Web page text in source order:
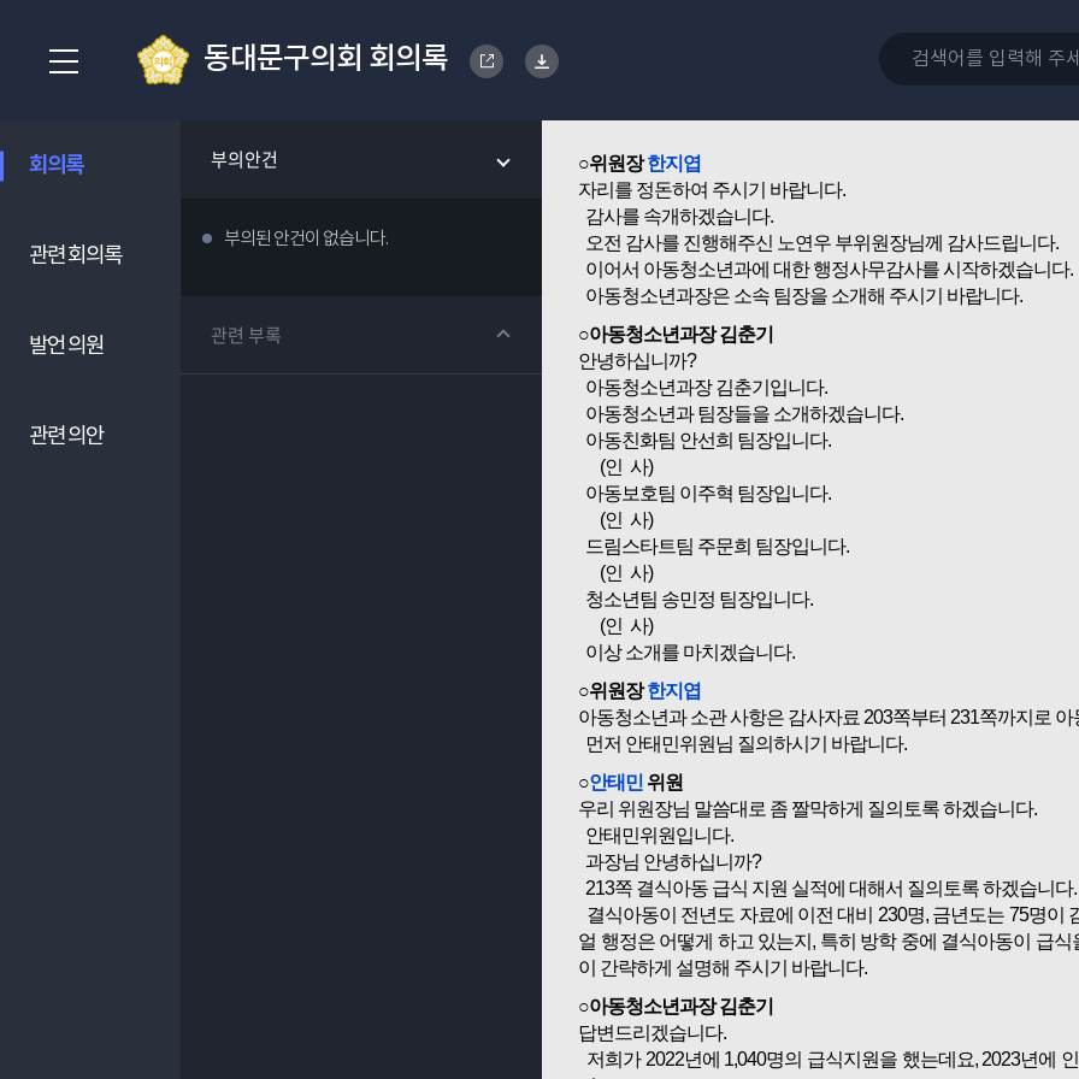
동대문구의회 회의록
회의록 부의안건
부의된 안건이 없습니다.
관련 부록
관련 회의록
발언 의원
관련 의안
오늘 오전 감사는 여기까지 하고 오후에 감사를 계속하도록 하
오후 2시 30분까지 감사를 중지하겠습니다.
○위원장한지엽
자리를 정돈하여 주시기 바랍니다.
감사를 속개하겠습니다.
오전 감사를 진행해주신 노연우 부위원장님께 감사드립니다.
이어서 아동청소년과에 대한 행정사무감사를 시작하겠습니다.
아동청소년과장은 소속 팀장을 소개해 주시기 바랍니다.
○아동청소년과장 김춘기
안녕하십니까?
아동청소년과장 김춘기입니다.
아동청소년과 팀장들을 소개하겠습니다.
아동친화팀 안선희 팀장입니다.
(인 사)
아동보호팀 이주혁 팀장입니다.
(인 사)
드림스타트팀 주문희 팀장입니다.
(인 사)
청소년팀 송민정 팀장입니다.
(인 사)
이상 소개를 마치겠습니다.
○위원장한지엽
아동청소년과 소관 사항은 감사자료 203쪽부터 231쪽까지로
먼저 안태민위원님 질의하시기 바랍니다.
○안태민 위원
우리 위원장님 말씀대로 좀 짤막하게 질의토록 하겠습니다.
안태민위원입니다.
과장님 안녕하십니까?
213쪽 결식아동 급식 지원 실적에 대해서 질의토록 하겠습니다.
결식아동이 전년도 자료에 이전 대비 230명, 금년도는 75명
얼 행정은 어떻게 하고 있는지, 특히 방학 중에 결식아동이 급
이 간략하게 설명해 주시기 바랍니다.
○아동청소년과장 김춘기
답변드리겠습니다.
저희가 2022년에 1,040명의 급식지원을 했는데요, 2023년에